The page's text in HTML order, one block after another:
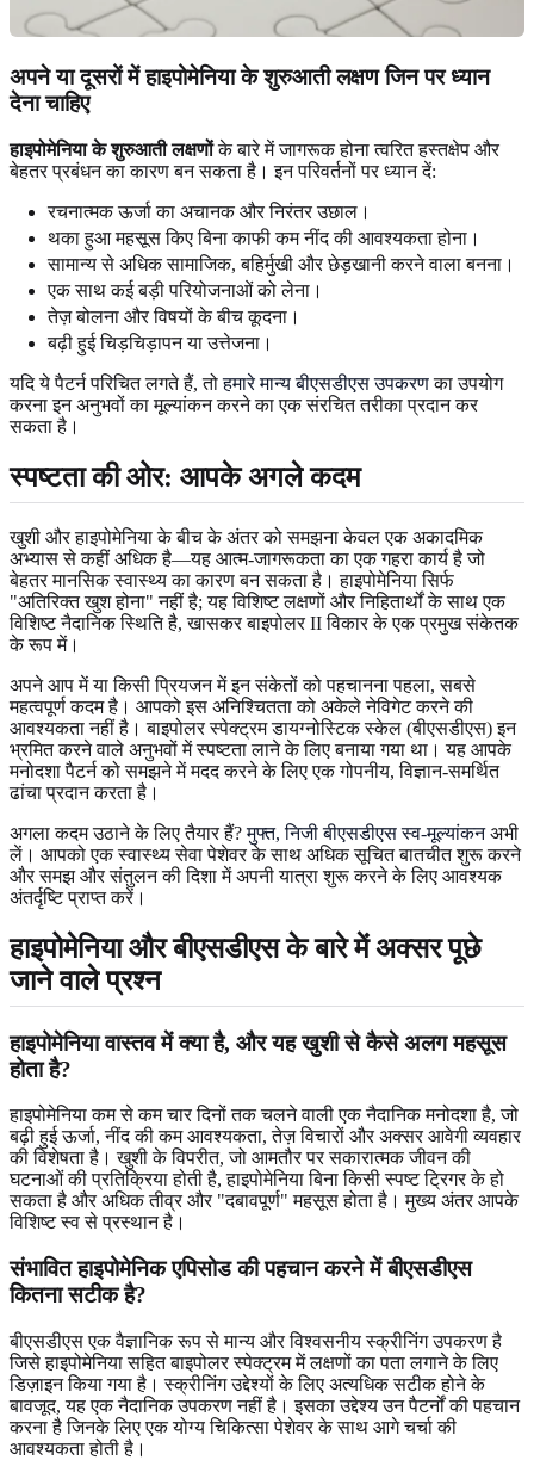
अपने या दूसरों में हाइपोमेनिया के शुरुआती लक्षण जिन पर ध्यान
देना चाहिए
हाइपोमेनिया के शुरुआती लक्षणोंके बारे में जागरूक होना त्वरित हस्तक्षेप और
बेहतर प्रबंधन का कारण बन सकता है। इन परिवर्तनों पर ध्यान दें:
रचनात्मक ऊर्जा का अचानक और निरंतर उछाल।
थका हुआ महसूस किए बिना काफी कम नींद की आवश्यकता होना।
सामान्य से अधिक सामाजिक, बहिर्मुखी और छेड़खानी करने वाला बनना।
एक साथ कई बड़ी परियोजनाओं को लेना।
तेज़ बोलना और विषयों के बीच कूदना।
बढ़ी हुई चिड़चिड़ापन या उत्तेजना।
यदि ये पैटर्न परिचित लगते हैं, तोहमारे मान्य बीएसडीएस उपकरणका उपयोग
करना इन अनुभवों का मूल्यांकन करने का एक संरचित तरीका प्रदान कर
सकता है।
स्पष्टता की ओर: आपके अगले कदम
खुशी और हाइपोमेनिया के बीच के अंतर को समझना केवल एक अकादमिक
अभ्यास से कहीं अधिक है—यह आत्म-जागरूकता का एक गहरा कार्य है जो
बेहतर मानसिक स्वास्थ्य का कारण बन सकता है। हाइपोमेनिया सिर्फ
"अतिरिक्त खुश होना" नहीं है; यह विशिष्ट लक्षणों और निहितार्थों के साथ एक
विशिष्ट नैदानिक स्थिति है, खासकर बाइपोलर II विकार के एक प्रमुख संकेतक
के रूप में।
अपने आप में या किसी प्रियजन में इन संकेतों को पहचानना पहला, सबसे
महत्वपूर्ण कदम है। आपको इस अनिश्चितता को अकेले नेविगेट करने की
आवश्यकता नहीं है। बाइपोलर स्पेक्ट्रम डायग्नोस्टिक स्केल (बीएसडीएस) इन
भ्रमित करने वाले अनुभवों में स्पष्टता लाने के लिए बनाया गया था। यह आपके
मनोदशा पैटर्न को समझने में मदद करने के लिए एक गोपनीय, विज्ञान-समर्थित
ढांचा प्रदान करता है।
अगला कदम उठाने के लिए तैयार हैं?मुफ्त, निजी बीएसडीएस स्व-मूल्यांकनअभी
लें। आपको एक स्वास्थ्य सेवा पेशेवर के साथ अधिक सूचित बातचीत शुरू करने
और समझ और संतुलन की दिशा में अपनी यात्रा शुरू करने के लिए आवश्यक
अंतर्दृष्टि प्राप्त करें।
हाइपोमेनिया और बीएसडीएस के बारे में अक्सर पूछे
जाने वाले प्रश्न
हाइपोमेनिया वास्तव में क्या है, और यह खुशी से कैसे अलग महसूस
होता है?
हाइपोमेनिया कम से कम चार दिनों तक चलने वाली एक नैदानिक मनोदशा है, जो
बढ़ी हुई ऊर्जा, नींद की कम आवश्यकता, तेज़ विचारों और अक्सर आवेगी व्यवहार
की विशेषता है। खुशी के विपरीत, जो आमतौर पर सकारात्मक जीवन की
घटनाओं की प्रतिक्रिया होती है, हाइपोमेनिया बिना किसी स्पष्ट ट्रिगर के हो
सकता है और अधिक तीव्र और "दबावपूर्ण" महसूस होता है। मुख्य अंतर आपके
विशिष्ट स्व से प्रस्थान है।
संभावित हाइपोमेनिक एपिसोड की पहचान करने में बीएसडीएस
कितना सटीक है?
बीएसडीएस एक वैज्ञानिक रूप से मान्य और विश्वसनीय स्क्रीनिंग उपकरण है
जिसे हाइपोमेनिया सहित बाइपोलर स्पेक्ट्रम में लक्षणों का पता लगाने के लिए
डिज़ाइन किया गया है। स्क्रीनिंग उद्देश्यों के लिए अत्यधिक सटीक होने के
बावजूद, यह एक नैदानिक उपकरण नहीं है। इसका उद्देश्य उन पैटर्नों की पहचान
करना है जिनके लिए एक योग्य चिकित्सा पेशेवर के साथ आगे चर्चा की
आवश्यकता होती है।